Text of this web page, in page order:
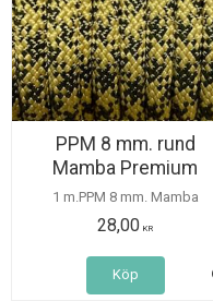
PPM 8 mm. rund
Mamba Premium
1 m.PPM 8 mm. Mamba
28,00 KR
Köp